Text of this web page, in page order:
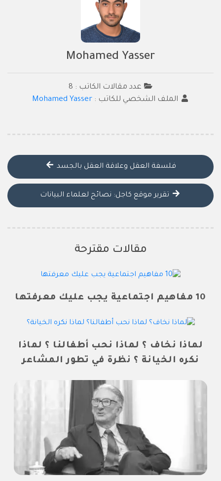
Mohamed Yasser
عدد مقالات الكاتب : 8
الملف الشخصي للكاتب :Mohamed Yasser
فلسفة العقل وعلاقة العقل بالجسد
تقرير موقع كاجل: نصائح لعلماء البيانات
مقالات مقترحة
10 مفاهيم اجتماعية يجب عليك معرفتها
لماذا نخاف ؟ لماذا نحب أطفالنا ؟ لماذا
نكره الخيانة ؟ نظرة في تطور المشاعر